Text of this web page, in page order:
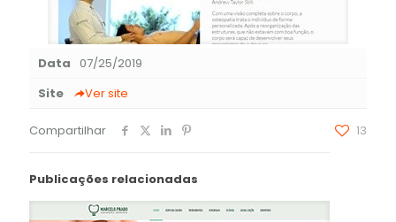
Data
07/25/2019
Site
Ver site
Compartilhar 13
Publicações relacionadas